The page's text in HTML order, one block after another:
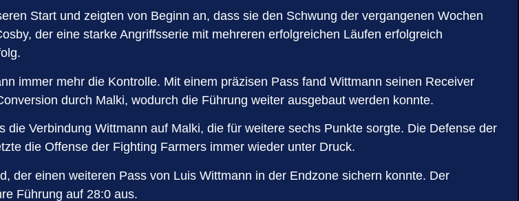
Start und zeigten von Beginn an, dass sie den Schwung der vergangenen Wochen
der eine starke Angriffsserie mit mehreren erfolgreichen Läufen erfolgreich
immer mehr die Kontrolle. Mit einem präzisen Pass fand Wittmann seinen Receiver
durch Malki, wodurch die Führung weiter ausgebaut werden konnte.
Verbindung Wittmann auf Malki, die für weitere sechs Punkte sorgte. Die Defense der
die Offense der Fighting Farmers immer wieder unter Druck.
der einen weiteren Pass von Luis Wittmann in der Endzone sichern konnte. Der
Führung auf 28:0 aus.